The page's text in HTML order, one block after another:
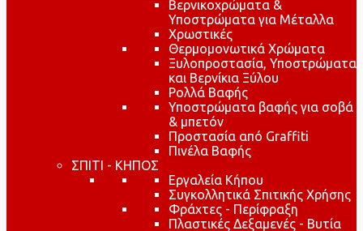
Βερνικοχρώματα &
Υποστρώματα για Μέταλλα
Χρωστικές
Θερμομονωτικά Χρώματα
Ξυλοπροστασία, Υποστρώματα
και Βερνίκια Ξύλου
Ρολλά Βαφής
Υποστρώματα βαφής για σοβά
& μπετόν
Προστασία από Graffiti
Πινέλα Βαφής
ΣΠΙΤΙ - ΚΗΠΟΣ
Εργαλεία Κήπου
Συγκολλητικά Σπιτικής Χρήσης
Φράχτες - Περίφραξη
Πλαστικές Δεξαμενές - Βυτία